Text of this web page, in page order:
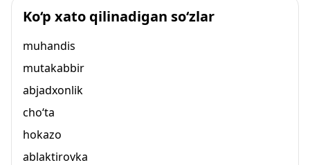
Ko‘p xato qilinadigan so‘zlar
muhandis
mutakabbir
abjadxonlik
cho‘ta
hokazo
ablaktirovka